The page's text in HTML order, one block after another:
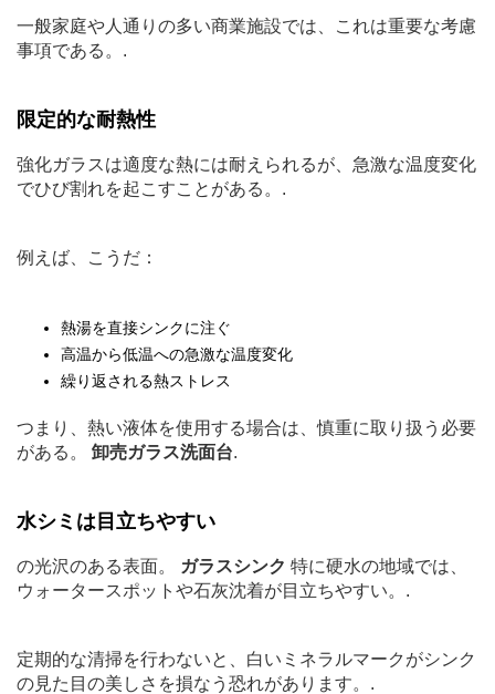
一般家庭や人通りの多い商業施設では、これは重要な考慮
事項である。.
限定的な耐熱性
強化ガラスは適度な熱には耐えられるが、急激な温度変化
でひび割れを起こすことがある。.
例えば、こうだ：
熱湯を直接シンクに注ぐ
高温から低温への急激な温度変化
繰り返される熱ストレス
つまり、熱い液体を使用する場合は、慎重に取り扱う必要
がある。 卸売ガラス洗面台.
水シミは目立ちやすい
の光沢のある表面。 ガラスシンク 特に硬水の地域では、
ウォータースポットや石灰沈着が目立ちやすい。.
定期的な清掃を行わないと、白いミネラルマークがシンク
の見た目の美しさを損なう恐れがあります。.